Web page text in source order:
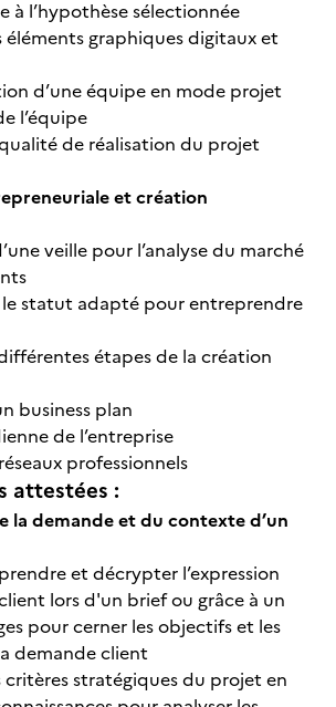
à l’hypothèse sélectionnée
graphiques digitaux et
d’une équipe en mode projet
l’équipe
de réalisation du projet
et création
veille pour l’analyse du marché
statut adapté pour entreprendre
étapes de la création
business plan
de l’entreprise
professionnels
attestées :
la demande et du contexte d’un
et décrypter l’expression
lors d'un brief ou grâce à un
pour cerner les objectifs et les
demande client
critères stratégiques du projet en